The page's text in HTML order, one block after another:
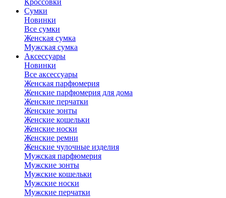
Кроссовки
Сумки
Новинки
Все сумки
Женская сумка
Мужская сумка
Аксессуары
Новинки
Все аксессуары
Женская парфюмерия
Женские парфюмерия для дома
Женские перчатки
Женские зонты
Женские кошельки
Женские носки
Женские ремни
Женские чулочные изделия
Мужская парфюмерия
Мужские зонты
Мужские кошельки
Мужские носки
Мужские перчатки